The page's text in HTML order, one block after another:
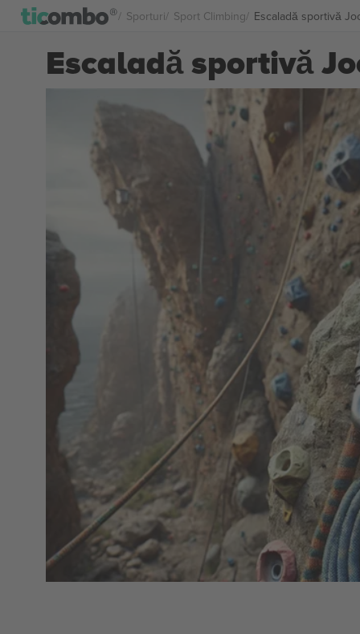
Sporturi Sport Climbing Escaladă sportivă
Escaladă sportivă